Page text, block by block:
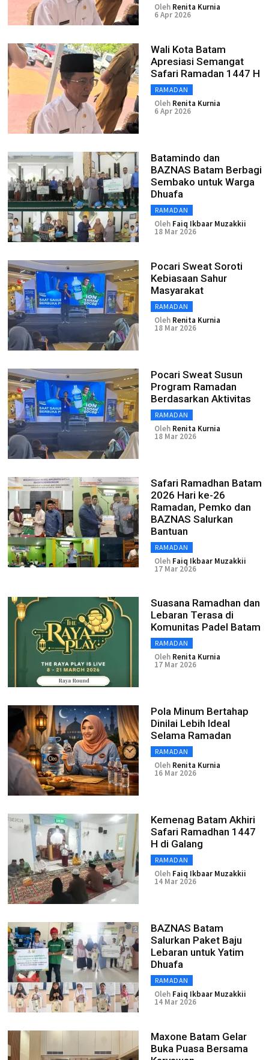
Oleh Renita Kurnia
6 Apr 2026
Wali Kota Batam
Apresiasi Semangat
Safari Ramadan 1447 H
RAMADAN
Oleh Renita Kurnia
6 Apr 2026
Batamindo dan
BAZNAS Batam Berbagi
Sembako untuk Warga
Dhuafa
RAMADAN
Oleh Faiq Ikbaar Muzakkii
18 Mar 2026
Pocari Sweat Soroti
Kebiasaan Sahur
Masyarakat
RAMADAN
Oleh Renita Kurnia
18 Mar 2026
Pocari Sweat Susun
Program Ramadan
Berdasarkan Aktivitas
RAMADAN
Oleh Renita Kurnia
18 Mar 2026
Safari Ramadhan Batam
2026 Hari ke-26
Ramadan, Pemko dan
BAZNAS Salurkan
Bantuan
RAMADAN
Oleh Faiq Ikbaar Muzakkii
17 Mar 2026
Suasana Ramadhan dan
Lebaran Terasa di
Komunitas Padel Batam
RAMADAN
Oleh Renita Kurnia
17 Mar 2026
Pola Minum Bertahap
Dinilai Lebih Ideal
Selama Ramadan
RAMADAN
Oleh Renita Kurnia
16 Mar 2026
Kemenag Batam Akhiri
Safari Ramadhan 1447
H di Galang
RAMADAN
Oleh Faiq Ikbaar Muzakkii
14 Mar 2026
BAZNAS Batam
Salurkan Paket Baju
Lebaran untuk Yatim
Dhuafa
RAMADAN
Oleh Faiq Ikbaar Muzakkii
14 Mar 2026
Maxone Batam Gelar
Buka Puasa Bersama